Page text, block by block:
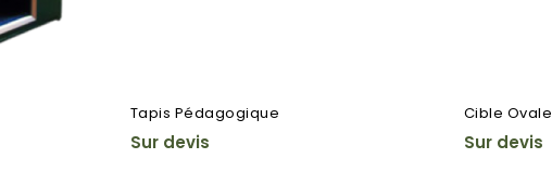
Tapis Pédagogique
Sur devis
Cible Ovale
Sur devis